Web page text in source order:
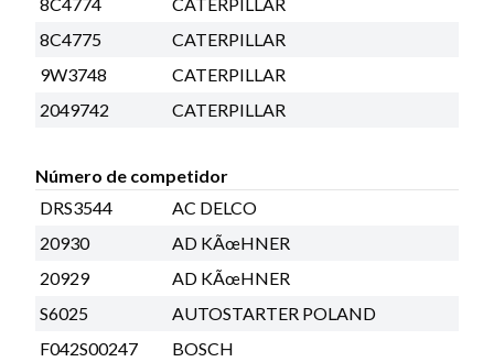
8C4775
CATERPILLAR
9W3748
CATERPILLAR
2049742
CATERPILLAR
Número de competidor
DRS3544
AC DELCO
20930
AD KÃœHNER
20929
AD KÃœHNER
S6025
AUTOSTARTER POLAND
F042S00247
BOSCH